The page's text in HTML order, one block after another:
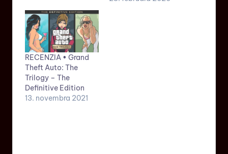
RECENZIA • Grand
Theft Auto: The
Trilogy – The
Definitive Edition
13. novembra 2021